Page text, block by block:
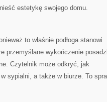
estetykę swojego domu.
to właśnie podłoga stanowi
przemyślane wykończenie
Czytelnik może odkryć, jak
sypialni, a także w biurze. To